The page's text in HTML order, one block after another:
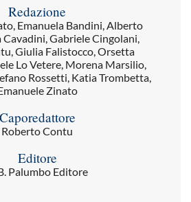
Redazione
Emanuela Bandini, Alberto
Gabriele Cingolani,
Giulia Falistocco, Orsetta
Lo Vetere, Morena Marsilio,
Rossetti, Katia Trombetta,
Zinato
Caporedattore
Roberto Contu
Editore
Palumbo Editore